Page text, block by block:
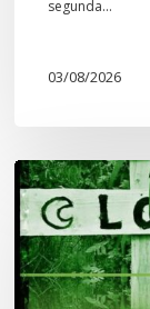
segunda…
03/08/2026
Lof
Winkül
Küsra
convoca